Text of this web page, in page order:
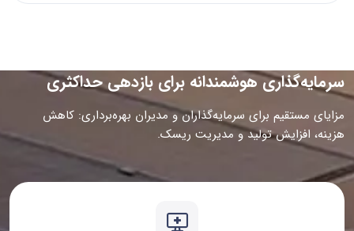
سرمایه‌گذاری هوشمندانه برای بازدهی حداکثری
مزایای مستقیم برای سرمایه‌گذاران و مدیران بهره‌برداری: کاهش
هزینه، افزایش تولید و مدیریت ریسک.